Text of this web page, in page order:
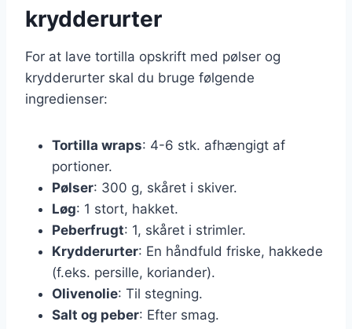
krydderurter
For at lave tortilla opskrift med pølser og
krydderurter skal du bruge følgende
ingredienser:
Tortilla wraps: 4-6 stk. afhængigt af
portioner.
Pølser: 300 g, skåret i skiver.
Løg: 1 stort, hakket.
Peberfrugt: 1, skåret i strimler.
Krydderurter: En håndfuld friske, hakkede
(f.eks. persille, koriander).
Olivenolie: Til stegning.
Salt og peber: Efter smag.